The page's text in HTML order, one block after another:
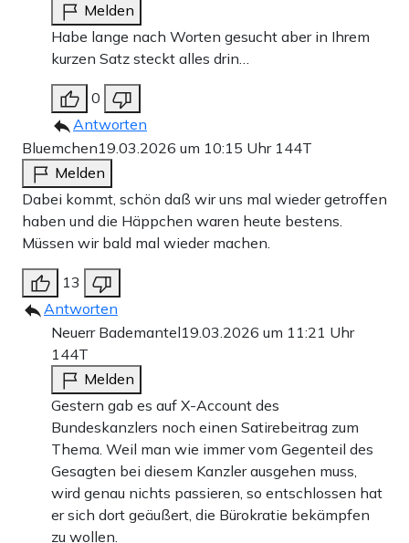
Melden
Habe lange nach Worten gesucht aber in Ihrem
kurzen Satz steckt alles drin…
0
Antworten
Bluemchen19.03.2026 um 10:15 Uhr 144T
Melden
Dabei kommt, schön daß wir uns mal wieder getroffen
haben und die Häppchen waren heute bestens.
Müssen wir bald mal wieder machen.
13
Antworten
Neuerr Bademantel19.03.2026 um 11:21 Uhr
144T
Melden
Gestern gab es auf X-Account des
Bundeskanzlers noch einen Satirebeitrag zum
Thema. Weil man wie immer vom Gegenteil des
Gesagten bei diesem Kanzler ausgehen muss,
wird genau nichts passieren, so entschlossen hat
er sich dort geäußert, die Bürokratie bekämpfen
zu wollen.